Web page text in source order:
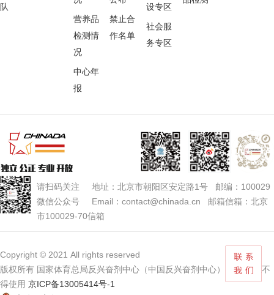
队
营养品
检测情
况
中心年
报
禁止合
作名单
设专区
社会服
务专区
请扫码关注 地址：北京市朝阳区安定路1号 邮编：100029
微信公众号 Email：contact@chinada.cn 邮箱信箱：北京
市100029-70信箱
Copyright © 2021 All rights reserved
版权所有 国家体育总局反兴奋剂中心（中国反兴奋剂中心） 未经授权不
得使用 京ICP备13005414号-1